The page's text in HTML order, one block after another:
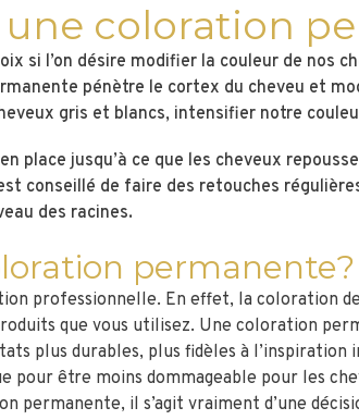
coloration
si l’on désire modifier la couleur de nos
pénètre le cortex du cheveu et
gris et blancs, intensifier notre
jusqu’à ce que les cheveux
conseillé de faire des retouches
des racines.
permanente?
professionnelle. En effet, la coloration
que vous utilisez. Une coloration
plus durables, plus fidèles à l’inspiration
être moins dommageable pour les
permanente, il s’agit vraiment d’une